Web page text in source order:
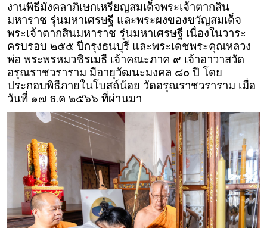
งานพิธีมังคลาภิเษกเหรียญสมเด็จพระเจ้าตากสิน
มหาราช รุ่นมหาเศรษฐี และพระผงของขวัญสมเด็จ
พระเจ้าตากสินมหาราช รุ่นมหาเศรษฐี เนื่องในวาระ
ครบรอบ ๒๕๕ ปีกรุงธนบุรี และพระเดชพระคุณหลวง
พ่อ พระพรหมวชิรเมธี เจ้าคณะภาค ๙ เจ้าอาวาสวัด
อรุณราชวราราม มีอายุวัฒนะมงคล ๘๐ ปี โดย
ประกอบพิธีภายในโบสถ์น้อย วัดอรุณราชวราราม เมื่อ
วันที่ ๑๗ ธ.ค ๒๕๖๖ ที่ผ่านมา